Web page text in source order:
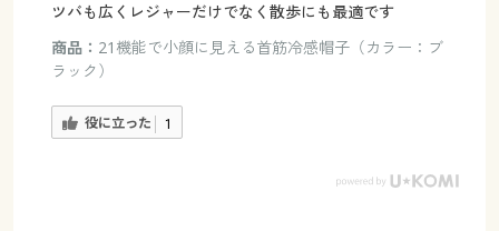
ツバも広くレジャーだけでなく散歩にも最適です
商品： 21機能で小顔に見える首筋冷感帽子（カラー：ブ
ラック）
役に立った 1